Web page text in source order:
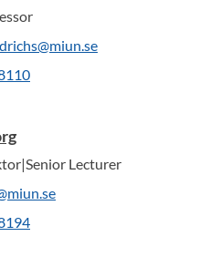
Lecturer